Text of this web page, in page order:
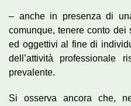
– anche in presenza di
comunque, tenere conto dei
ed oggettivi al fine di
dell’attività professionale
prevalente.
Si osserva ancora che,